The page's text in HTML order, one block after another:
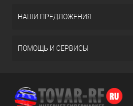
НАШИ ПРЕДЛОЖЕНИЯ
ПОМОЩЬ И СЕРВИСЫ